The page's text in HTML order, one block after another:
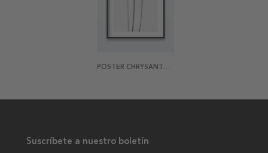
POSTER CHRYSANTHEMUM BLACK AND WHITE
Suscríbete a nuestro boletín